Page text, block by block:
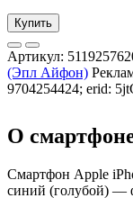
Купить
Артикул:
(Эпл Айфон)
9704254424; erid:
О
Смартфон Apple
синий (голубой) —